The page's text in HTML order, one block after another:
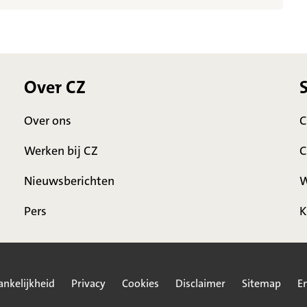
Over CZ
Over ons
Werken bij CZ
Nieuwsberichten
Pers
Privacy Cookies Disclaimer Sitemap